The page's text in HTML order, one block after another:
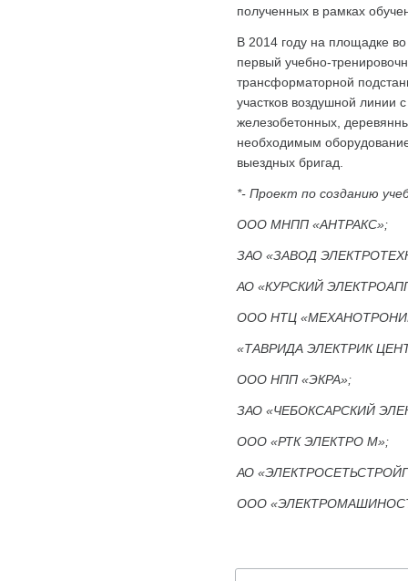
полученных в рамках
В 2014 году на площадке во
первый учебно-
трансформаторной
участков воздушной
железобетонных,
необходимым
выездных бригад.
*- Проект по созданию
ООО МНПП «АНТРАКС»;
ЗАО «ЗАВОД
АО «КУРСКИЙ
ООО НТЦ
«ТАВРИДА ЭЛЕКТРИК
ООО НПП «ЭКРА»;
ЗАО «ЧЕБОКСАРСКИЙ
ООО «РТК ЭЛЕКТРО М»;
АО
ООО